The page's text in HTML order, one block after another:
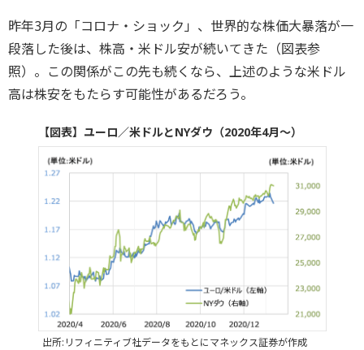
昨年3月の「コロナ・ショック」、世界的な株価大暴落が一
段落した後は、株高・米ドル安が続いてきた（図表参
照）。この関係がこの先も続くなら、上述のような米ドル
高は株安をもたらす可能性があるだろう。
【図表】ユーロ／米ドルとNYダウ（2020年4月～）
出所:リフィニティブ社データをもとにマネックス証券が作成